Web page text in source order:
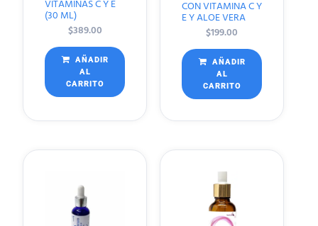
VITAMINAS C Y E
(30 ML)
$389.00
AÑADIR
AL
CARRITO
CON VITAMINA C Y
E Y ALOE VERA
$199.00
AÑADIR
AL
CARRITO